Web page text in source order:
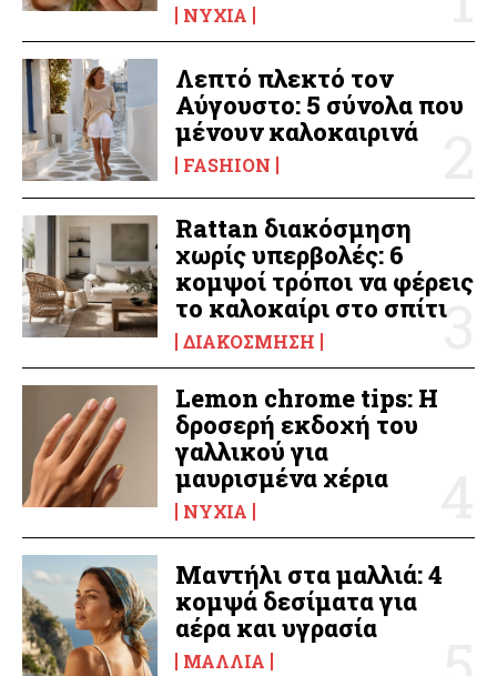
ΝΎΧΙΑ
Λεπτό πλεκτό τον
Αύγουστο: 5 σύνολα που
μένουν καλοκαιρινά
FASHION
Rattan διακόσμηση
χωρίς υπερβολές: 6
κομψοί τρόποι να φέρεις
το καλοκαίρι στο σπίτι
ΔΙΑΚΌΣΜΗΣΗ
Lemon chrome tips: Η
δροσερή εκδοχή του
γαλλικού για
μαυρισμένα χέρια
ΝΎΧΙΑ
Μαντήλι στα μαλλιά: 4
κομψά δεσίματα για
αέρα και υγρασία
ΜΑΛΛΙΆ